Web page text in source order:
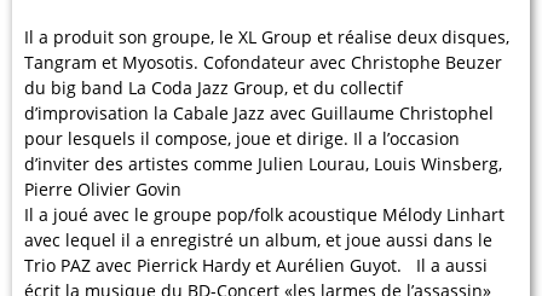
Il a produit son groupe, le XL Group et réalise deux disques,
Tangram et Myosotis. Cofondateur avec Christophe Beuzer
du big band La Coda Jazz Group, et du collectif
d’improvisation la Cabale Jazz avec Guillaume Christophel
pour lesquels il compose, joue et dirige. Il a l’occasion
d’inviter des artistes comme Julien Lourau, Louis Winsberg,
Pierre Olivier Govin
Il a joué avec le groupe pop/folk acoustique Mélody Linhart
avec lequel il a enregistré un album, et joue aussi dans le
Trio PAZ avec Pierrick Hardy et Aurélien Guyot. Il a aussi
écrit la musique du BD-Concert «les larmes de l’assassin»